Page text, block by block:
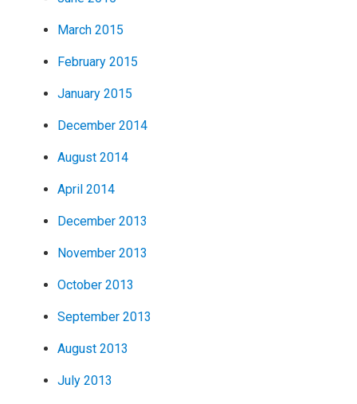
March 2015
February 2015
January 2015
December 2014
August 2014
April 2014
December 2013
November 2013
October 2013
September 2013
August 2013
July 2013